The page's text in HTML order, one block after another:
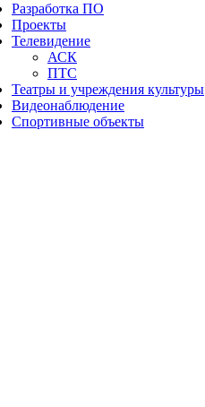
Разработка ПО
Проекты
Телевидение
АСК
ПТС
Театры и учреждения культуры
Видеонаблюдение
Спортивные объекты